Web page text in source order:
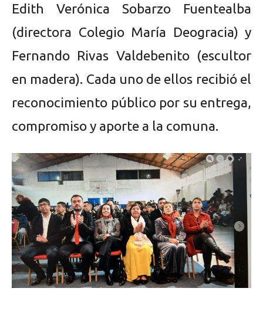
Edith Verónica Sobarzo Fuentealba
(directora Colegio María Deogracia) y
Fernando Rivas Valdebenito (escultor
en madera). Cada uno de ellos recibió el
reconocimiento público por su entrega,
compromiso y aporte a la comuna.